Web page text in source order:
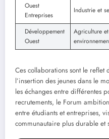
Ouest
Entreprises
Industrie et
Développement
Ouest
Agriculture et
Ces collaborations sont le reflet
l’insertion des jeunes dans le
les échanges entre différentes
recrutements, le Forum
entre étudiants et entreprises,
communautaire plus durable et